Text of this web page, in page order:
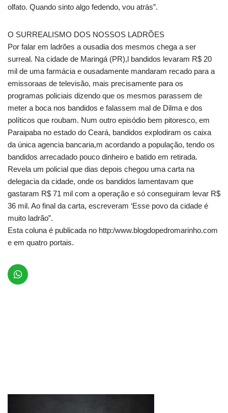
olfato. Quando sinto algo fedendo, vou atrás”.
O SURREALISMO DOS NOSSOS LADRÕES
Por falar em ladrões a ousadia dos mesmos chega a ser
surreal. Na cidade de Maringá (PR),l bandidos levaram R$ 20
mil de uma farmácia e ousadamente mandaram recado para a
emissoraas de televisão, mais precisamente para os
programas policiais dizendo que os mesmos parassem de
meter a boca nos bandidos e falassem mal de Dilma e dos
políticos que roubam. Num outro episódio bem pitoresco, em
Paraipaba no estado do Ceará, bandidos explodiram os caixa
da única agencia bancaria,m acordando a população, tendo os
bandidos arrecadado pouco dinheiro e batido em retirada.
Revela um policial que dias depois chegou uma carta na
delegacia da cidade, onde os bandidos lamentavam que
gastaram R$ 71 mil com a operação e só conseguiram levar R$
36 mil. Ao final da carta, escreveram ‘Esse povo da cidade é
muito ladrão”.
Esta coluna é publicada no http:/www.blogdopedromarinho.com
e em quatro portais.